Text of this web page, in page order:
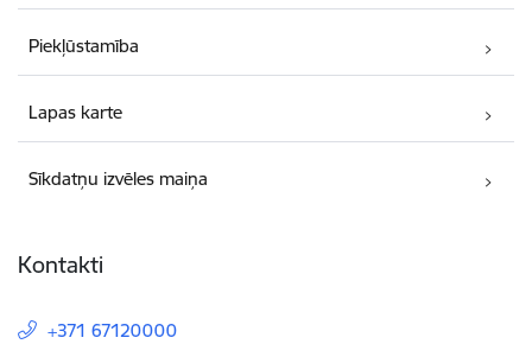
Piekļūstamība
Lapas karte
Sīkdatņu izvēles maiņa
Kontakti
+371 67120000